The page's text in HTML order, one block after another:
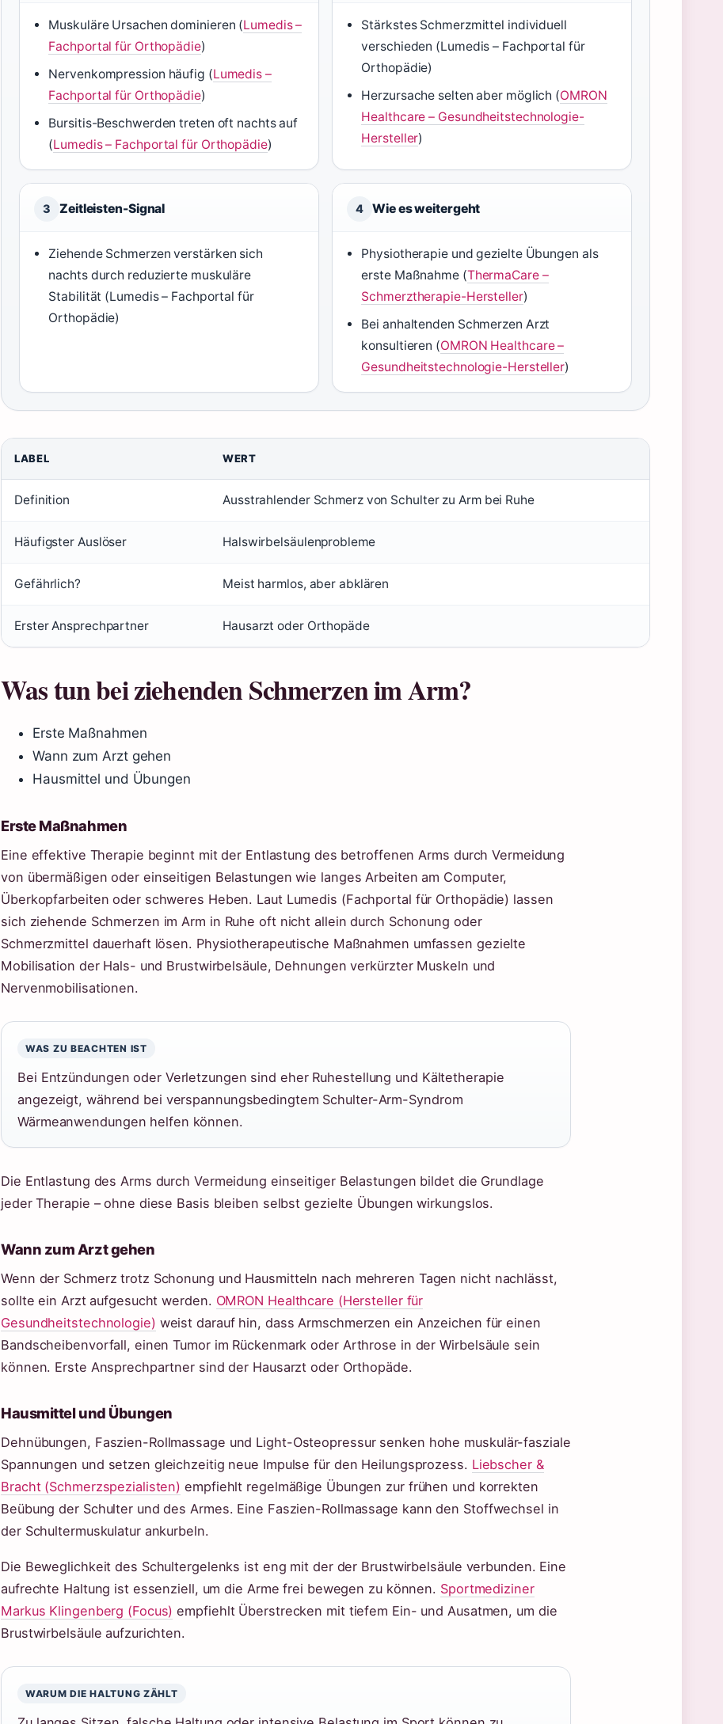
Muskuläre Ursachen dominieren (Lumedis –
Fachportal für Orthopädie)
Nervenkompression häufig (Lumedis –
Fachportal für Orthopädie)
Bursitis-Beschwerden treten oft nachts auf
(Lumedis – Fachportal für Orthopädie)
Stärkstes Schmerzmittel individuell
verschieden (Lumedis – Fachportal für
Orthopädie)
Herzursache selten aber möglich (OMRON
Healthcare – Gesundheitstechnologie-
Hersteller)
3 Zeitleisten-Signal
Ziehende Schmerzen verstärken sich
nachts durch reduzierte muskuläre
Stabilität (Lumedis – Fachportal für
Orthopädie)
4 Wie es weitergeht
Physiotherapie und gezielte Übungen als
erste Maßnahme (ThermaCare –
Schmerztherapie-Hersteller)
Bei anhaltenden Schmerzen Arzt
konsultieren (OMRON Healthcare –
Gesundheitstechnologie-Hersteller)
LABEL WERT
Definition Ausstrahlender Schmerz von Schulter zu Arm bei Ruhe
Häufigster Auslöser Halswirbelsäulenprobleme
Gefährlich? Meist harmlos, aber abklären
Erster Ansprechpartner Hausarzt oder Orthopäde
Was tun bei ziehenden Schmerzen im Arm?
Erste Maßnahmen
Wann zum Arzt gehen
Hausmittel und Übungen
Erste Maßnahmen
Eine effektive Therapie beginnt mit der Entlastung des betroffenen Arms durch Vermeidung
von übermäßigen oder einseitigen Belastungen wie langes Arbeiten am Computer,
Überkopfarbeiten oder schweres Heben. Laut Lumedis (Fachportal für Orthopädie) lassen
sich ziehende Schmerzen im Arm in Ruhe oft nicht allein durch Schonung oder
Schmerzmittel dauerhaft lösen. Physiotherapeutische Maßnahmen umfassen gezielte
Mobilisation der Hals- und Brustwirbelsäule, Dehnungen verkürzter Muskeln und
Nervenmobilisationen.
WAS ZU BEACHTEN IST
Bei Entzündungen oder Verletzungen sind eher Ruhestellung und Kältetherapie
angezeigt, während bei verspannungsbedingtem Schulter-Arm-Syndrom
Wärmeanwendungen helfen können.
Die Entlastung des Arms durch Vermeidung einseitiger Belastungen bildet die Grundlage
jeder Therapie – ohne diese Basis bleiben selbst gezielte Übungen wirkungslos.
Wann zum Arzt gehen
Wenn der Schmerz trotz Schonung und Hausmitteln nach mehreren Tagen nicht nachlässt,
sollte ein Arzt aufgesucht werden. OMRON Healthcare (Hersteller für
Gesundheitstechnologie) weist darauf hin, dass Armschmerzen ein Anzeichen für einen
Bandscheibenvorfall, einen Tumor im Rückenmark oder Arthrose in der Wirbelsäule sein
können. Erste Ansprechpartner sind der Hausarzt oder Orthopäde.
Hausmittel und Übungen
Dehnübungen, Faszien-Rollmassage und Light-Osteopressur senken hohe muskulär-fasziale
Spannungen und setzen gleichzeitig neue Impulse für den Heilungsprozess. Liebscher &
Bracht (Schmerzspezialisten) empfiehlt regelmäßige Übungen zur frühen und korrekten
Beübung der Schulter und des Armes. Eine Faszien-Rollmassage kann den Stoffwechsel in
der Schultermuskulatur ankurbeln.
Die Beweglichkeit des Schultergelenks ist eng mit der der Brustwirbelsäule verbunden. Eine
aufrechte Haltung ist essenziell, um die Arme frei bewegen zu können. Sportmediziner
Markus Klingenberg (Focus) empfiehlt Überstrecken mit tiefem Ein- und Ausatmen, um die
Brustwirbelsäule aufzurichten.
WARUM DIE HALTUNG ZÄHLT